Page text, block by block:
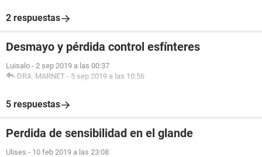
2 respuestas
Desmayo y pérdida control esfínteres
Luisalo - 2 sep 2019 a las 00:37
DRA. MARNET - 5 sep 2019 a las 10:56
5 respuestas
Perdida de sensibilidad en el glande
Ulises - 10 feb 2019 a las 23:08